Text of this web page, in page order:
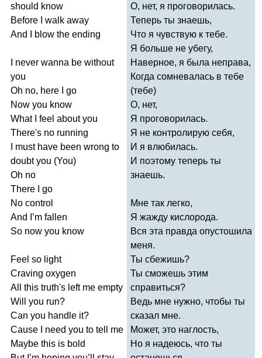
should know
Before
walk away
And
blow the ending
never wanna be without
you
Oh no, here
go
Now you know
What
feel about you
There's no running
must have been wrong to
doubt you (You)
Oh no
There
go
No control
And
’m fallen
So now you know
Feel so light
Craving oxygen
All
this truth's left me empty
Will
you run?
Can you handle it?
Cause
need you to tell
me
Maybe this is bold
О, нет, я проговорилась.
Теперь ты знаешь,
Что я чувствую к тебе.
Я больше не убегу,
Наверное, я была неправа,
Когда сомневалась в тебе
(тебе)
О, нет,
Я проговорилась.
Я не контролирую себя,
И я влюбилась.
И поэтому теперь ты
знаешь.
Мне так легко,
Я жажду кислорода.
Вся эта правда опустошила
меня.
Ты сбежишь?
Ты сможешь этим
справиться?
Ведь мне нужно, чтобы ты
сказал мне.
Может, это наглость,
Но я надеюсь, что ты